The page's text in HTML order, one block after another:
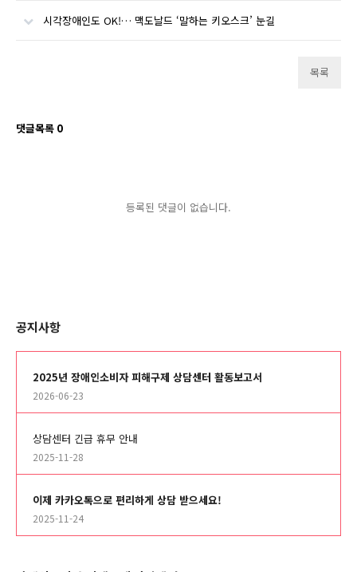
시각장애인도 OK!… 맥도날드 ‘말하는 키오스크’ 눈길
목록
댓글목록 0
등록된 댓글이 없습니다.
공지사항
2025년 장애인소비자 피해구제 상담센터 활동보고서
2026-06-23
상담센터 긴급 휴무 안내
2025-11-28
이제 카카오톡으로 편리하게 상담 받으세요!
2025-11-24